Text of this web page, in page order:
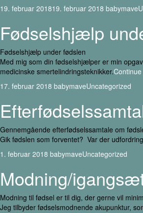
19. februar 201819. februar 2018 babymave
Fødselshjælp
Fødselshjælp under fødslen
Med mig som din fødselshjælper er min
medicinske smertelindringsteknikker.
17. februar 2018 babymaveUncategorized
Gennemgående efterfødselssamtale om
Gik fødslen som forventet? Var der
1. februar 2018 babymaveUncategorized
Modning/
Modning til fødsel er til dig, der gerne vil
Jeg tilbyder fødselsmodnende akupunktur,